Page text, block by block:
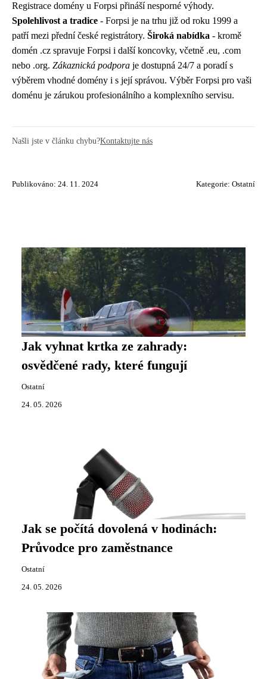
Registrace domény u Forpsi přináší nesporné výhody.
Spolehlivost a tradice - Forpsi je na trhu již od roku 1999 a
patří mezi přední české registrátory. Široká nabídka - kromě
domén .cz spravuje Forpsi i další koncovky, včetně .eu, .com
nebo .org. Zákaznická podpora je dostupná 24/7 a poradí s
výběrem vhodné domény i s její správou. Výběr Forpsi pro vaši
doménu je zárukou profesionálního a komplexního servisu.
Našli jste v článku chybu?Kontaktujte nás
Publikováno: 24. 11. 2024 Kategorie: Ostatní
Jak vyhnat krtka ze zahrady:
osvědčené rady, které fungují
Ostatní
24. 05. 2026
Jak se počítá dovolená v hodinách:
Průvodce pro zaměstnance
Ostatní
24. 05. 2026